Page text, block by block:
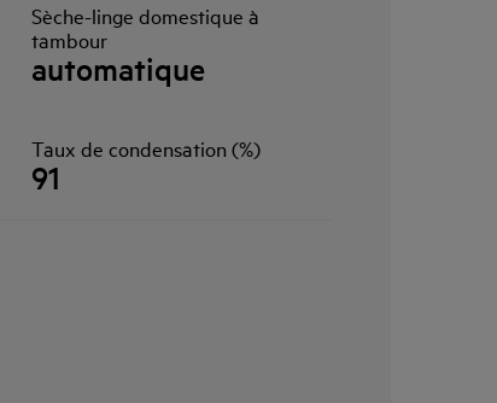
Sèche-linge domestique à
tambour
automatique
Taux de condensation (%)
91